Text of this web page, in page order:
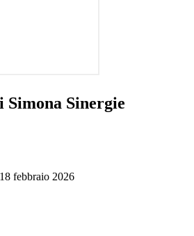
Simona Sinergie
18 febbraio 2026